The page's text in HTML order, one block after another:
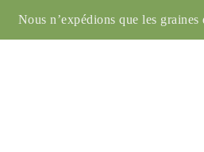
Nous n’expédions que les